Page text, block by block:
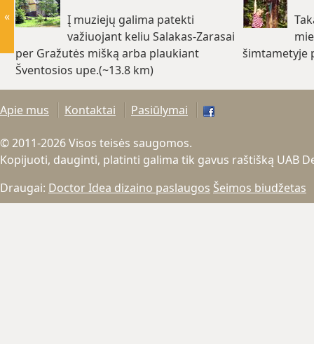
Į muziejų galima patekti
važiuojant keliu Salakas-Zarasai
per Gražutės mišką arba plaukiant
Šventosios upe.(~13.8 km)
šimtametyje
«
Apie mus Kontaktai Pasiūlymai
© 2011-2026 Visos teisės saugomos.
Kopijuoti, dauginti, platinti galima tik gavus raštišką UAB
Draugai: Doctor Idea dizaino paslaugos Šeimos biudžetas